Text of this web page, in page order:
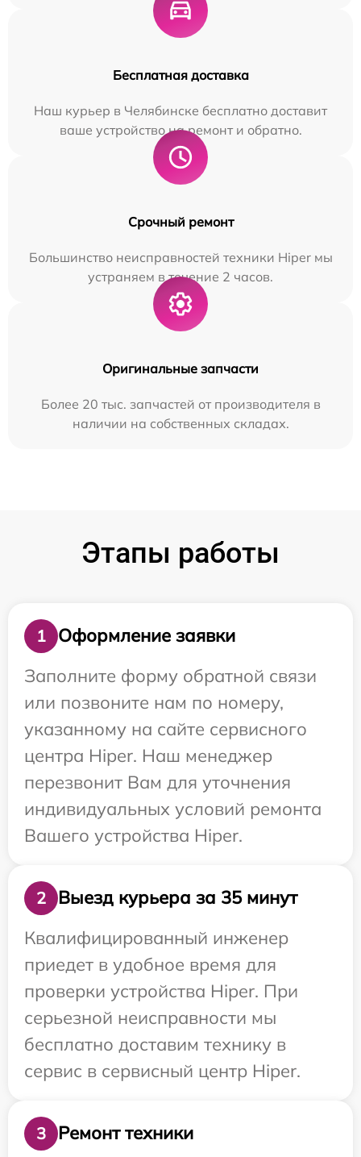
Бесплатная доставка
Наш курьер в Челябинске бесплатно доставит
ваше устройство на ремонт и обратно.
Срочный ремонт
Большинство неисправностей техники Hiper мы
устраняем в течение 2 часов.
Оригинальные запчасти
Более 20 тыс. запчастей от производителя в
наличии на собственных складах.
Этапы работы
1
Оформление заявки
Заполните форму обратной связи
или позвоните нам по номеру,
указанному на сайте сервисного
центра Hiper. Наш менеджер
перезвонит Вам для уточнения
индивидуальных условий ремонта
Вашего устройства Hiper.
2
Выезд курьера за 35 минут
Квалифицированный инженер
приедет в удобное время для
проверки устройства Hiper. При
серьезной неисправности мы
бесплатно доставим технику в
сервис в сервисный центр Hiper.
3 Ремонт техники